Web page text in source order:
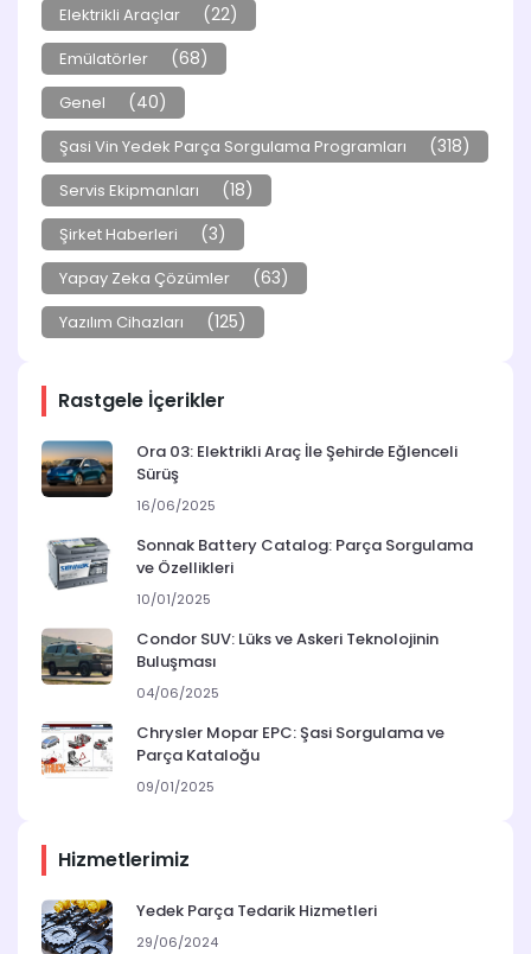
Elektrikli Araçlar (22)
Emülatörler (68)
Genel (40)
Şasi Vin Yedek Parça Sorgulama Programları (318)
Servis Ekipmanları (18)
Şirket Haberleri (3)
Yapay Zeka Çözümler (63)
Yazılım Cihazları (125)
Rastgele İçerikler
Ora 03: Elektrikli Araç İle Şehirde Eğlenceli
Sürüş
16/06/2025
Sonnak Battery Catalog: Parça Sorgulama
ve Özellikleri
10/01/2025
Condor SUV: Lüks ve Askeri Teknolojinin
Buluşması
04/06/2025
Chrysler Mopar EPC: Şasi Sorgulama ve
Parça Kataloğu
09/01/2025
Hizmetlerimiz
Yedek Parça Tedarik Hizmetleri
29/06/2024